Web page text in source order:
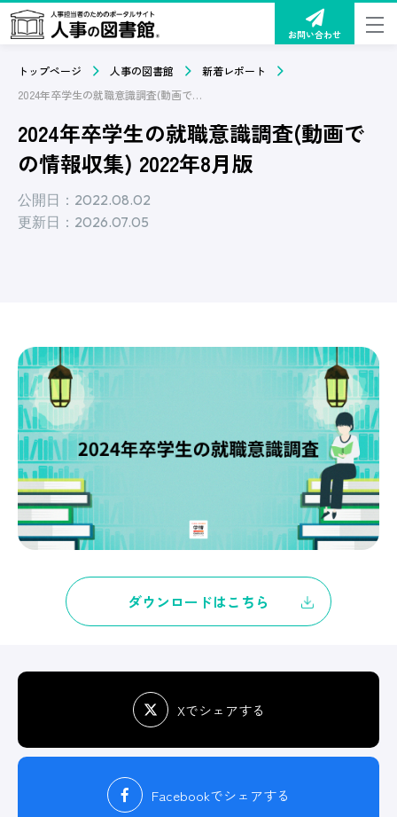
お問い合わせ
トップページ 人事の図書館
新着レポート
2024年卒学生の就職意識調査(動画での情報収集) 2022年8月版
2024年卒学生の就職意識調査(動画で
の情報収集) 2022年8月版
公開日：2022.08.02
更新日：2026.07.05
ダウンロードはこちら
Xでシェアする
Facebookでシェアする